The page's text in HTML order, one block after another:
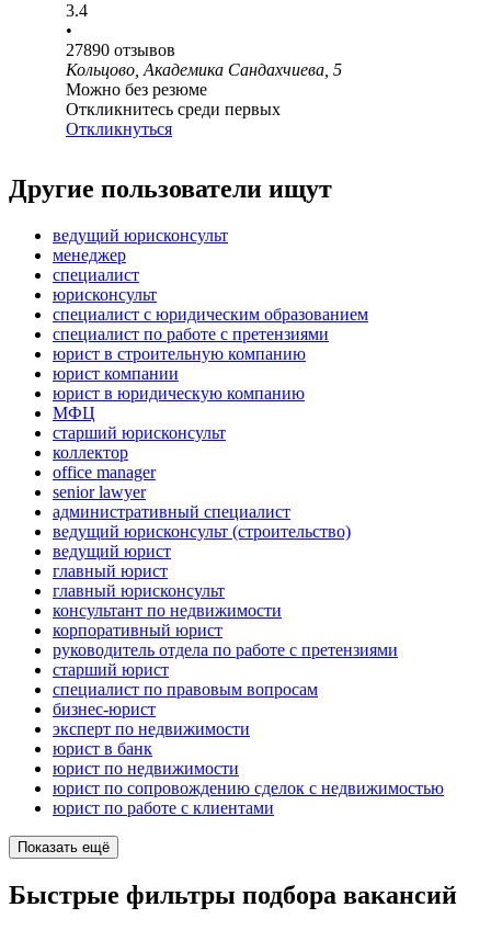
3.4
•
27890 отзывов
Кольцово, Академика Сандахчиева, 5
Можно без резюме
Откликнитесь среди первых
Откликнуться
Другие пользователи ищут
ведущий юрисконсульт
менеджер
специалист
юрисконсульт
специалист с юридическим образованием
специалист по работе с претензиями
юрист в строительную компанию
юрист компании
юрист в юридическую компанию
МФЦ
старший юрисконсульт
коллектор
office manager
senior lawyer
административный специалист
ведущий юрисконсульт (строительство)
ведущий юрист
главный юрист
главный юрисконсульт
консультант по недвижимости
корпоративный юрист
руководитель отдела по работе с претензиями
старший юрист
специалист по правовым вопросам
бизнес-юрист
эксперт по недвижимости
юрист в банк
юрист по недвижимости
юрист по сопровождению сделок с недвижимостью
юрист по работе с клиентами
Показать ещё
Быстрые фильтры подбора вакансий